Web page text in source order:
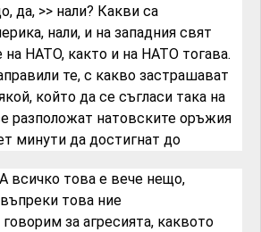
да, >> нали? Какви са
нали, и на западния свят
на НАТО, както и на НАТО тогава.
те, с какво застрашават
който да се съгласи така на
разположат натовските оръжия
минути да достигнат до
всичко това е вече нещо,
това ние
говорим за агресията, каквото